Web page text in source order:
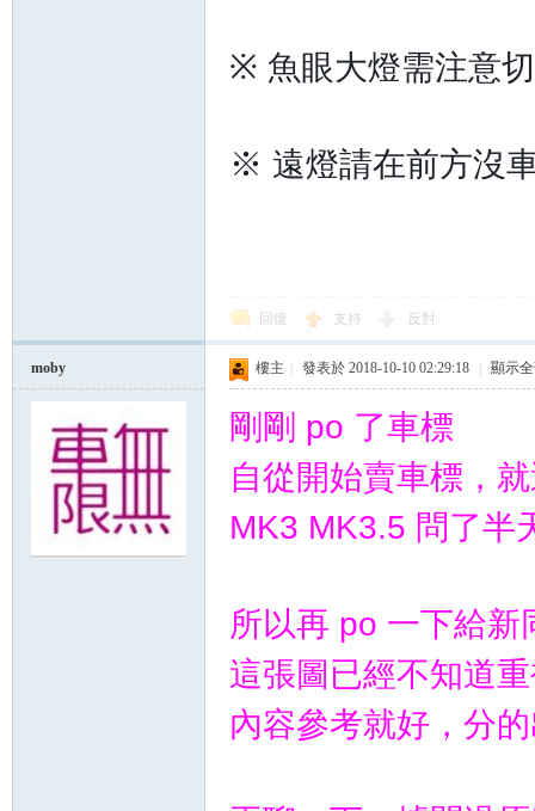
※ 魚眼大燈需注意
※ 遠燈請在前方沒
回復 支持 反對
moby 樓主 發表於 2018-10-10 02:29:18 顯示
剛剛 po 了車標
自從開始賣車標，
MK3 MK3.5 問了半
所以再 po 一下給新
這張圖已經不知道
內容參考就好，分